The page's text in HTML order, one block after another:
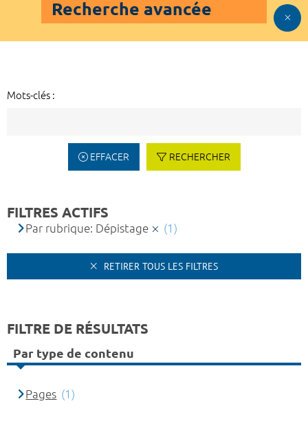
Recherche avancée
Mots-clés :
EFFACER RECHERCHER
FILTRES ACTIFS
Par rubrique: Dépistage (1)
RETIRER TOUS LES FILTRES
FILTRE DE RÉSULTATS
Par type de contenu
Pages (1)